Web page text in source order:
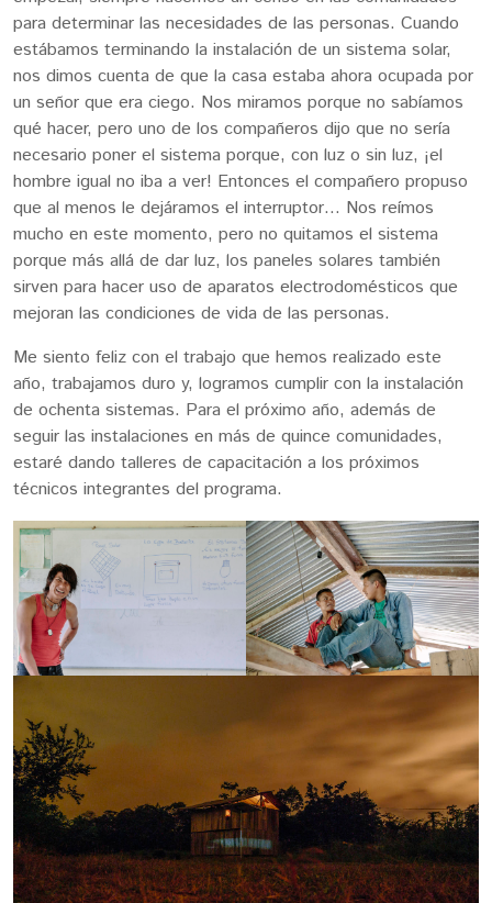
para determinar las necesidades de las personas. Cuando
estábamos terminando la instalación de un sistema solar,
nos dimos cuenta de que la casa estaba ahora ocupada por
un señor que era ciego. Nos miramos porque no sabíamos
qué hacer, pero uno de los compañeros dijo que no sería
necesario poner el sistema porque, con luz o sin luz, ¡el
hombre igual no iba a ver! Entonces el compañero propuso
que al menos le dejáramos el interruptor… Nos reímos
mucho en este momento, pero no quitamos el sistema
porque más allá de dar luz, los paneles solares también
sirven para hacer uso de aparatos electrodomésticos que
mejoran las condiciones de vida de las personas.
Me siento feliz con el trabajo que hemos realizado este
año, trabajamos duro y, logramos cumplir con la instalación
de ochenta sistemas. Para el próximo año, además de
seguir las instalaciones en más de quince comunidades,
estaré dando talleres de capacitación a los próximos
técnicos integrantes del programa.